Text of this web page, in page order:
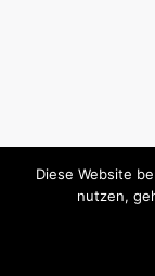
Diese Website
nutzen,